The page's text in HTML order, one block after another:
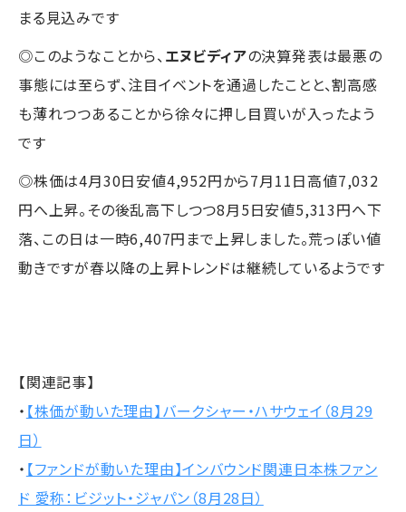
まる見込みです
◎このようなことから、 エヌビディアの決算発表は最悪の
事態には至らず、注目イベントを通過したことと、割高感
も薄れつつあることから徐々に押し目買いが入ったよう
です
◎株価は4月30日安値4,952円から7月11日高値7,032
円へ上昇。その後乱高下しつつ8月5日安値5,313円へ下
落、この日は一時6,407円まで上昇しました。荒っぽい値
動きですが春以降の上昇トレンドは継続しているようです
【関連記事】
・ 【株価が動いた理由】バークシャー・ハサウェイ（8月29
日）
・ 【ファンドが動いた理由】インバウンド関連日本株ファン
ド 愛称：ビジット・ジャパン（8月28日）